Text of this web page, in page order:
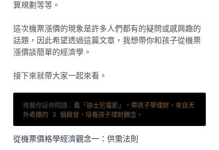
算規劃等等。
這次機票漲價的現象是許多人們都有的疑問或感興趣的
話題，因此希望透過這篇文章，我想帶你和孩子從機票
漲價談簡單的經濟學。
接下來就帶大家一起來看。
推薦你延伸閱讀： 看「迪士尼電影」，帶孩子學理財。來自天
外奇蹟的 3 個啟發，培養孩子理財觀念。
從機票價格學經濟觀念一：供需法則